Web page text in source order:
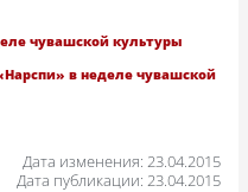
чувашской культуры
в неделе чувашской
Дата изменения: 23.04.2015
Дата публикации: 23.04.2015